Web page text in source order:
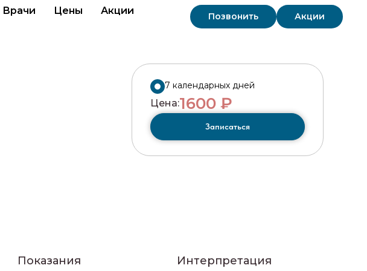
Врачи Цены
Акции
Позвонить Акции
7 календарных дней
Цена:1600 ₽
Записаться
Показания Интерпретация